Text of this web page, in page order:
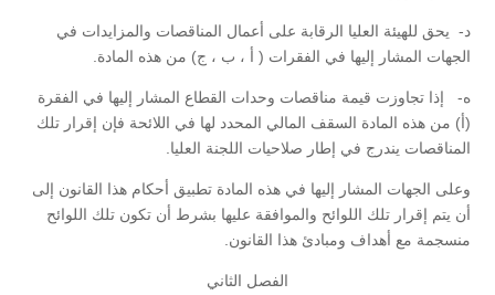
‌د- يحق للهيئة العليا الرقابة على أعمال المناقصات والمزايدات في
الجهات المشار إليها في الفقرات ( أ ، ب ، ج) من هذه المادة.
‌ه- إذا تجاوزت قيمة مناقصات وحدات القطاع المشار إليها في الفقرة
(أ) من هذه المادة السقف المالي المحدد لها في اللائحة فإن إقرار تلك
المناقصات يندرج في إطار صلاحيات اللجنة العليا.
وعلى الجهات المشار إليها في هذه المادة تطبيق أحكام هذا القانون إلى
أن يتم إقرار تلك اللوائح والموافقة عليها بشرط أن تكون تلك اللوائح
منسجمة مع أهداف ومبادئ هذا القانون.
الفصل الثاني